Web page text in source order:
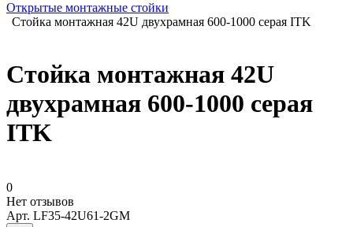
Открытые монтажные стойки
Стойка монтажная 42U двухрамная 600-1000 серая ITK
Стойка монтажная 42U
двухрамная 600-1000 серая
ITK
0
Нет отзывов
Арт. LF35-42U61-2GM